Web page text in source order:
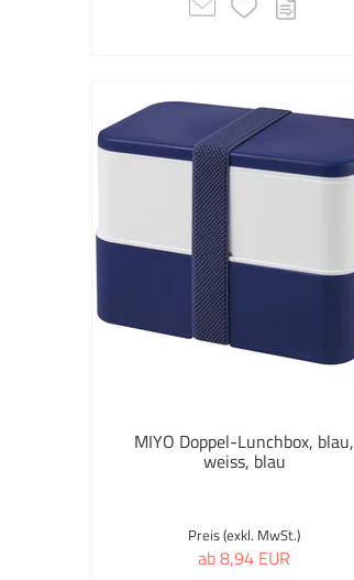
MIYO Doppel-Lunchbox, blau,
weiss, blau
Preis (exkl. MwSt.)
ab 8,94 EUR